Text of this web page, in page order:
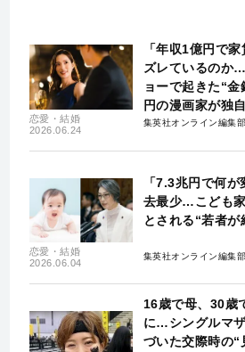
恋愛・結婚
2026.06.24
「年収1億円で
ズレているのか
ョーで起きた“
円の漫画家が独
集英社オンライン編集部
恋愛・結婚
2026.06.04
「7.3兆円で何
去最少…こども
とされる“若者
集英社オンライン編集部
16歳で母、30歳
に…シングルマ
づいた交際時の“